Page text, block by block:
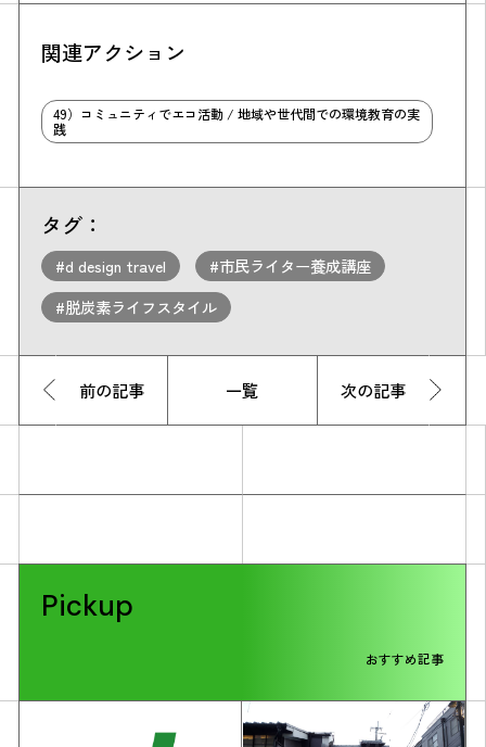
関連アクション
49）コミュニティでエコ活動 / 地域や世代間での環境教育の実
践
タグ：
#d design travel
#市民ライター養成講座
#脱炭素ライフスタイル
前の記事 一覧 次の記事
Pickup
おすすめ記事